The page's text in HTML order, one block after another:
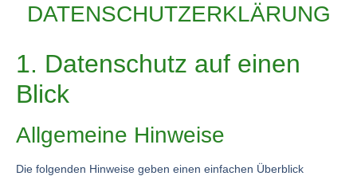
DATENSCHUTZERKLÄRUNG
1. Datenschutz auf einen
Blick
Allgemeine Hinweise
Die folgenden Hinweise geben einen einfachen Überblick